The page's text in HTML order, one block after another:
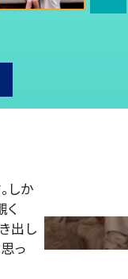
しか
出し
っ